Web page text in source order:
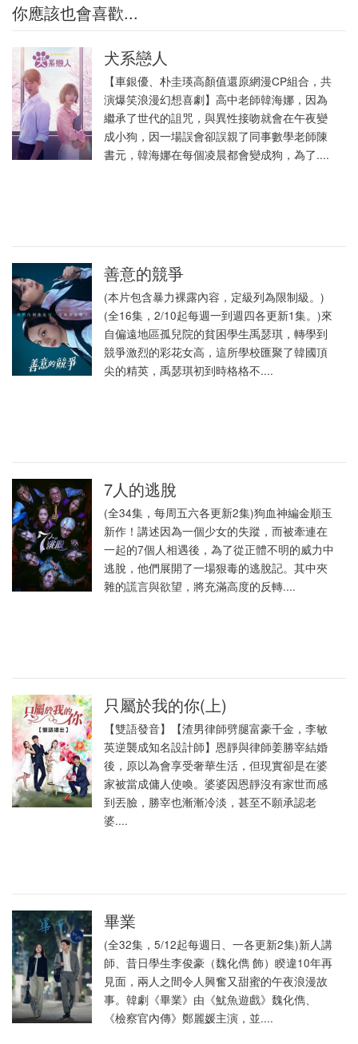
你應該也會喜歡...
犬系戀人
【車銀優、朴圭瑛高顏值還原網漫CP組合，共
演爆笑浪漫幻想喜劇】高中老師韓海娜，因為
繼承了世代的詛咒，與異性接吻就會在午夜變
成小狗，因一場誤會卻誤親了同事數學老師陳
書元，韓海娜在每個凌晨都會變成狗，為了....
善意的競爭
(本片包含暴力裸露內容，定級列為限制級。)
(全16集，2/10起每週一到週四各更新1集。)來
自偏遠地區孤兒院的貧困學生禹瑟琪，轉學到
競爭激烈的彩花女高，這所學校匯聚了韓國頂
尖的精英，禹瑟琪初到時格格不....
7人的逃脫
(全34集，每周五六各更新2集)狗血神編金順玉
新作！講述因為一個少女的失蹤，而被牽連在
一起的7個人相遇後，為了從正體不明的威力中
逃脫，他們展開了一場狠毒的逃脫記。其中夾
雜的謊言與欲望，將充滿高度的反轉....
只屬於我的你(上)
【雙語發音】【渣男律師劈腿富豪千金，李敏
英逆襲成知名設計師】恩靜與律師姜勝宰結婚
後，原以為會享受奢華生活，但現實卻是在婆
家被當成傭人使喚。婆婆因恩靜沒有家世而感
到丟臉，勝宰也漸漸冷淡，甚至不願承認老
婆....
畢業
(全32集，5/12起每週日、一各更新2集)新人講
師、昔日學生李俊豪（魏化儁 飾）睽違10年再
見面，兩人之間令人興奮又甜蜜的午夜浪漫故
事。韓劇《畢業》由《魷魚遊戲》魏化儁、
《檢察官內傳》鄭麗媛主演，並....